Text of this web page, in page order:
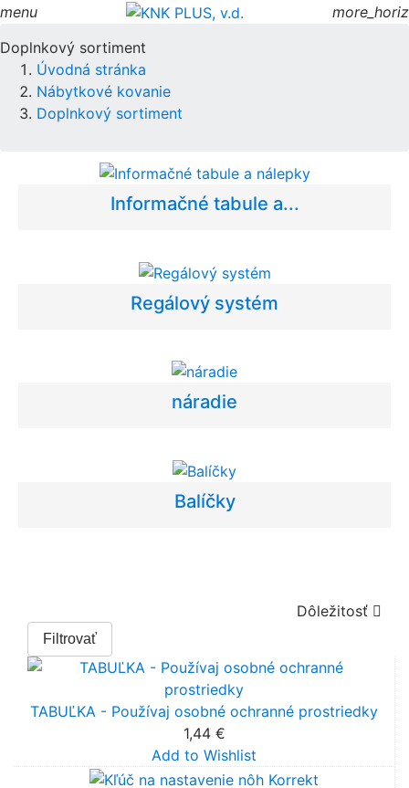
menu
more_horiz
Doplnkový sortiment
Úvodná stránka
Nábytkové kovanie
Doplnkový sortiment
Informačné tabule a...
Regálový systém
náradie
Balíčky
Dôležitosť 
Filtrovať
TABUĽKA - Používaj osobné ochranné prostriedky
1,44 €
Add to Wishlist